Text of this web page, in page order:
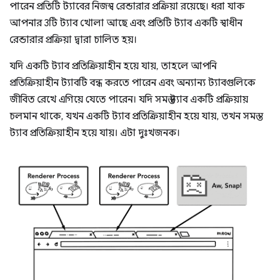
পারেন প্রতিটি ট্যাবের নিজস্ব রেন্ডারার প্রক্রিয়া রয়েছে। ধরা যাক
আপনার 3টি ট্যাব খোলা আছে এবং প্রতিটি ট্যাব একটি স্বাধীন
রেন্ডারার প্রক্রিয়া দ্বারা চালিত হয়।
যদি একটি ট্যাব প্রতিক্রিয়াহীন হয়ে যায়, তাহলে আপনি
প্রতিক্রিয়াহীন ট্যাবটি বন্ধ করতে পারেন এবং অন্যান্য ট্যাবগুলিকে
জীবিত রেখে এগিয়ে যেতে পারেন। যদি সমস্ত ট্যাব একটি প্রক্রিয়ায়
চলমান থাকে, যখন একটি ট্যাব প্রতিক্রিয়াহীন হয়ে যায়, তখন সমস্ত
ট্যাব প্রতিক্রিয়াহীন হয়ে যায়। এটা দুঃখজনক।